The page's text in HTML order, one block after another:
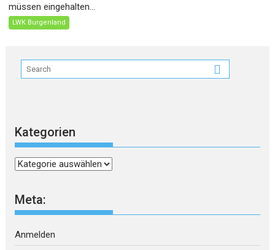
müssen eingehalten...
LWK Burgenland
Kategorien
Kategorien
Meta:
Anmelden